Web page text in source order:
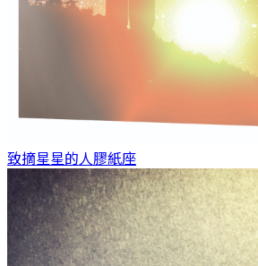
致摘星星的人 膠紙座